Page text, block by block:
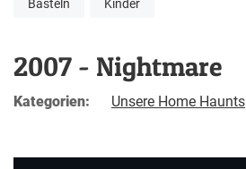
Basteln Kinder
2007 - Nightmare
Kategorien: Unsere Home Haunts